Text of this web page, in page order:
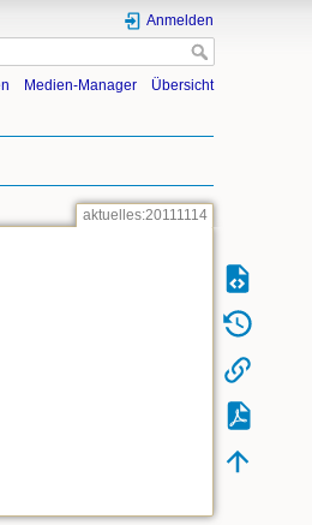
Anmelden
Medien-Manager Übersicht
aktuelles:20111114